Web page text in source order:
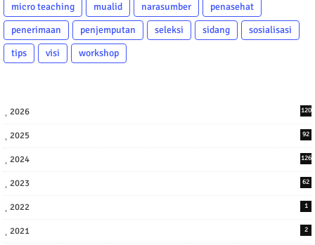
micro teaching
mualid narasumber
penasehat
penerimaan
penjemputan seleksi sidang
sosialisasi
tips
visi workshop
2026 120
2025 92
2024 126
2023 62
2022 1
2021 2